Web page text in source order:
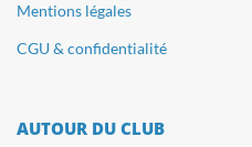
Mentions légales
CGU & confidentialité
AUTOUR DU CLUB